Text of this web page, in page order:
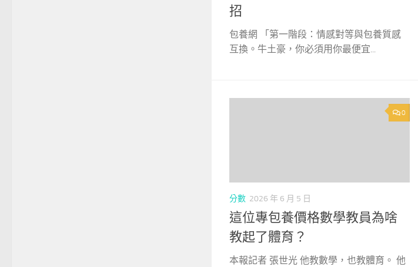
招
包養網 「第一階段：情感對等與包養質感
互換。牛土豪，你必須用你最便宜...
0
分數 2026 年 6 月 5 日
這位專包養價格數學教員為啥
教起了體育？
本報記者 張世光 他教數學，也教體育。 他